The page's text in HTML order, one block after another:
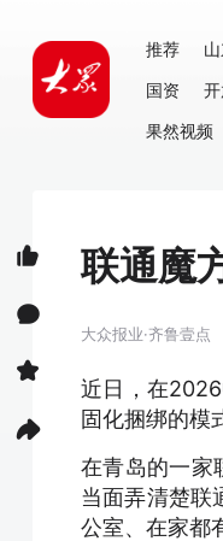
推荐
国资
果然视频
联通魔
大众报业·齐鲁壹点
近日，在
固化捆绑的模
在青岛的一家
当面弄清楚联
公室、在家都